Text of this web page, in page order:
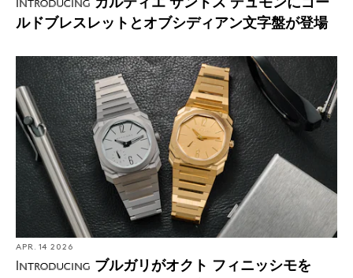
Introducing
ルドブレスレットとオブシディアン文字盤が登場
APR. 14 2026
Introducing ブルガリがオクト フィニッシモを